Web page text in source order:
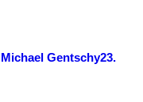
Gentschy23.